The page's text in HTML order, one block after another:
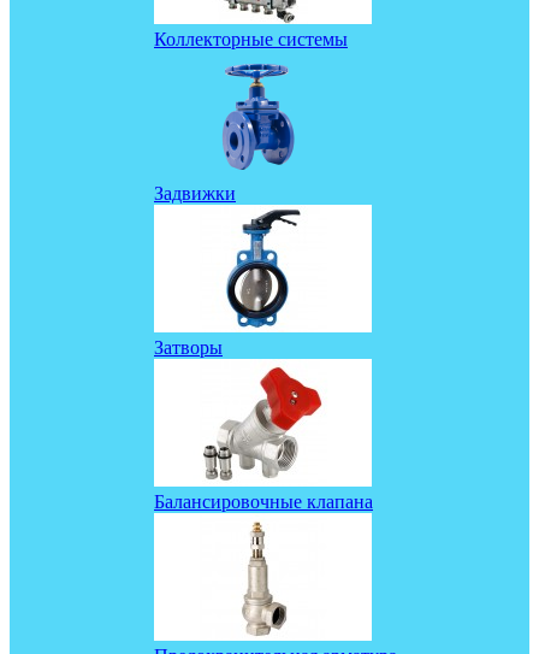
Коллекторные системы
Задвижки
Затворы
Балансировочные клапана